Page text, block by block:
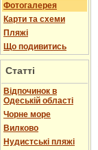
Фотогалерея
Карти та схеми
Пляжі
Що подивитись
Статті
Відпочинок в
Одеській області
Чорне море
Вилково
Нудистські пляжі